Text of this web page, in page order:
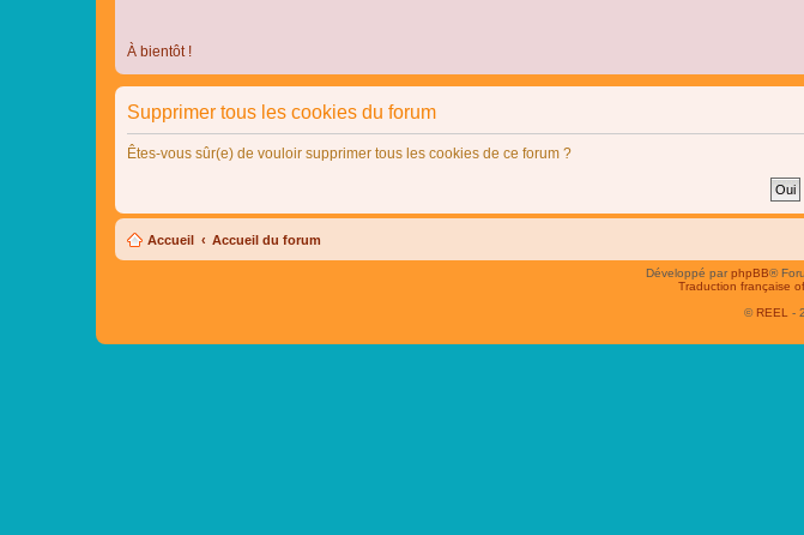
À bientôt !
Supprimer tous les cookies du forum
Êtes-vous sûr(e) de vouloir supprimer tous les cookies de ce forum ?
Accueil Accueil du forum
Développé parphpBB®
Traduction française
© REEL -